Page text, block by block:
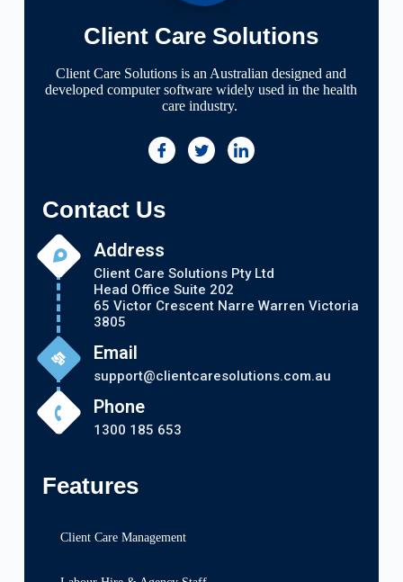
Client Care Solutions
Client Care Solutions is an Australian designed and
developed computer software widely used in the health
care industry.
Contact Us
Address
Client Care Solutions Pty Ltd
Head Office Suite 202
65 Victor Crescent Narre Warren Victoria
3805
Email
support@clientcaresolutions.com.au
Phone
1300 185 653
Features
Client Care Management